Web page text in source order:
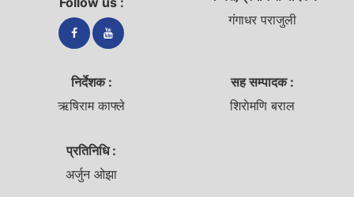
गंगाधर पराजुली
निर्देशक :
ऋषिराम काफ्ले
सह सम्पादक :
शिराेमणि बराल
प्रतिनिधि :
अर्जुन ओझा